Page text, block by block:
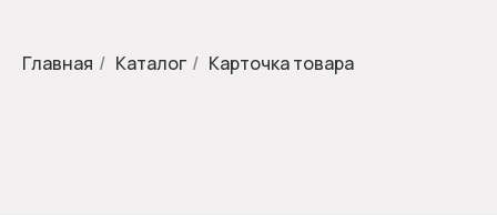
Главная / Каталог / Карточка товара